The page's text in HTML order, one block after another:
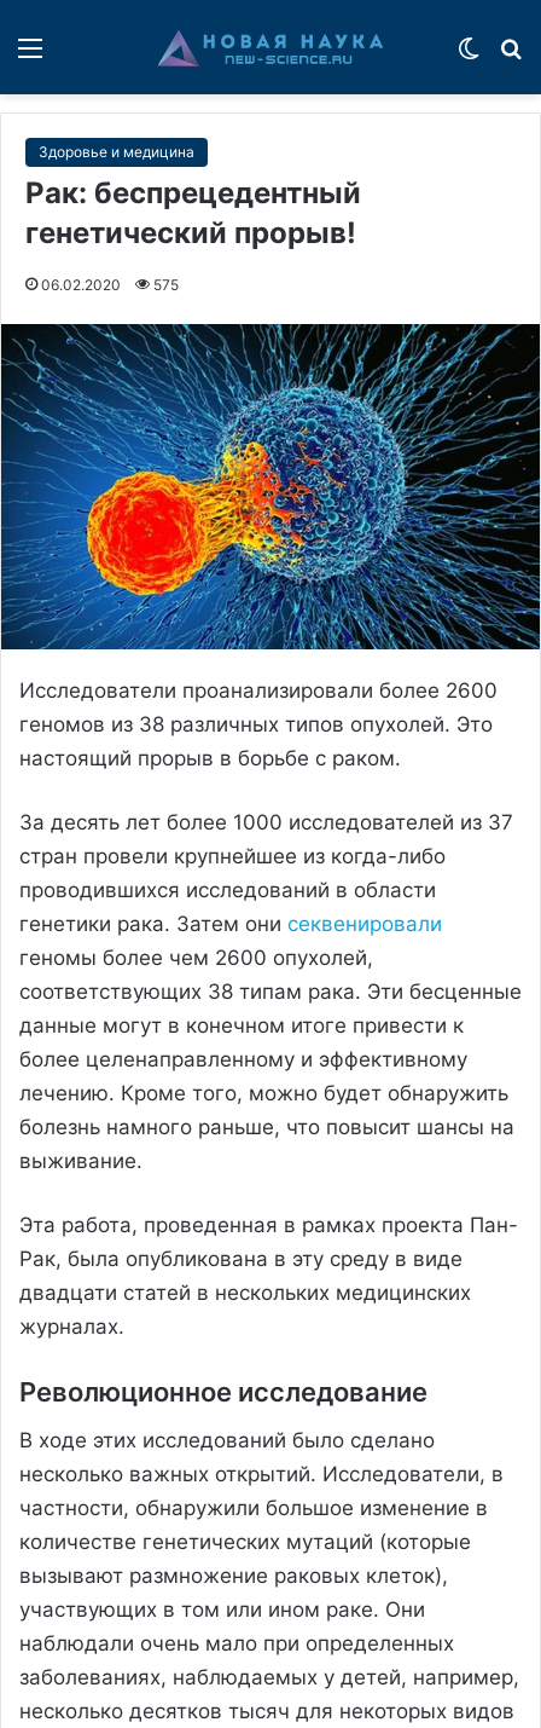
Здоровье и медицина
Рак: беспрецедентный
генетический прорыв!
06.02.2020 575
Исследователи проанализировали более 2600
геномов из 38 различных типов опухолей. Это
настоящий прорыв в борьбе с раком.
За десять лет более 1000 исследователей из 37
стран провели крупнейшее из когда-либо
проводившихся исследований в области
генетики рака. Затем они секвенировали
геномы более чем 2600 опухолей,
соответствующих 38 типам рака. Эти бесценные
данные могут в конечном итоге привести к
более целенаправленному и эффективному
лечению. Кроме того, можно будет обнаружить
болезнь намного раньше, что повысит шансы на
выживание.
Эта работа, проведенная в рамках проекта Пан-
Рак, была опубликована в эту среду в виде
двадцати статей в нескольких медицинских
журналах.
Революционное исследование
В ходе этих исследований было сделано
несколько важных открытий. Исследователи, в
частности, обнаружили большое изменение в
количестве генетических мутаций (которые
вызывают размножение раковых клеток),
участвующих в том или ином раке. Они
наблюдали очень мало при определенных
заболеваниях, наблюдаемых у детей, например,
несколько десятков тысяч для некоторых видов